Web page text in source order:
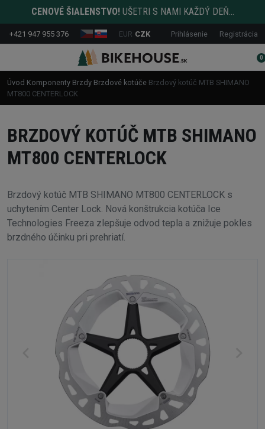
CENOVÉ ŠIALENSTVO! UŠETRI S NAMI KAŽDÝ DEŇ...
+421 947 955 376 EUR CZK Prihlásenie Registrácia
0
Úvod Komponenty Brzdy Brzdové kotúče Brzdový kotúč MTB SHIMANO
MT800 CENTERLOCK
BRZDOVÝ KOTÚČ MTB SHIMANO
MT800 CENTERLOCK
Brzdový kotúč MTB SHIMANO MT800 CENTERLOCK s
uchytením Center Lock. Nová konštrukcia kotúča Ice
Technologies Freeza zlepšuje odvod tepla a znižuje pokles
brzdného účinku pri prehriatí.